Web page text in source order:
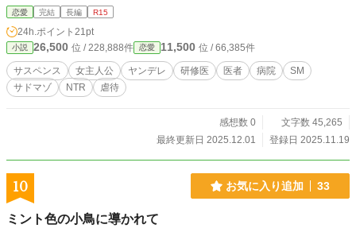
科薬科大学病院に勤務する２年目初期研修医。２９歳（三浪）。畿内医科薬科大
学出身。実家は広島市内の産婦人科開業医。生粋のマゾヒストでありとあるきっ
かけから定期的に光瑠に金を払って自分を責め立てて貰うようになる。ＢＭＩ３
０超の肥満体で恋人がいた経験は皆無。 賢人：本名「館山賢人（たてやま け
んと）」。済生会如月病院に勤務する１年目初期研修医。２５歳（現役）。湖南
医科大学出身。大学４年生の時から光瑠と交際しており、同じ職場を希望したが
医師臨床研修マッチングで畿内医科薬科大学病院に不合格となり近隣の済生会病
４９歳。看護師として女手一つで光瑠を育てたが光瑠の大学卒業を前にして脳梗
塞で倒れ、現在は障害年金と光瑠の仕送りで生活している。 ※この作品は「小
品は「ノクターンノベルズ」「ハーメルン」「pixiv」「無料で読める大人のケ
ータイ官能小説」に投稿したR-18小説「こんなに晴れた素敵な日には先輩の首
を絞めたい（名義：馬門戒明）」を全年齢向けに改稿し、ifストーリーとして結
末を変更したものです。
恋愛 完結 長編 R15
24h.ポイント 21pt
小説 26,500 位 / 228,888件 恋愛 11,500 位 / 66,385件
サスペンス 女主人公 ヤンデレ 研修医 医者 病院
SM
サドマゾ
NTR 虐待
感想数 0
文字数 45,265
最終更新日 2025.12.01
登録日 2025.11.19
10 お気に入り追加 33
ミント色の小鳥に導かれて